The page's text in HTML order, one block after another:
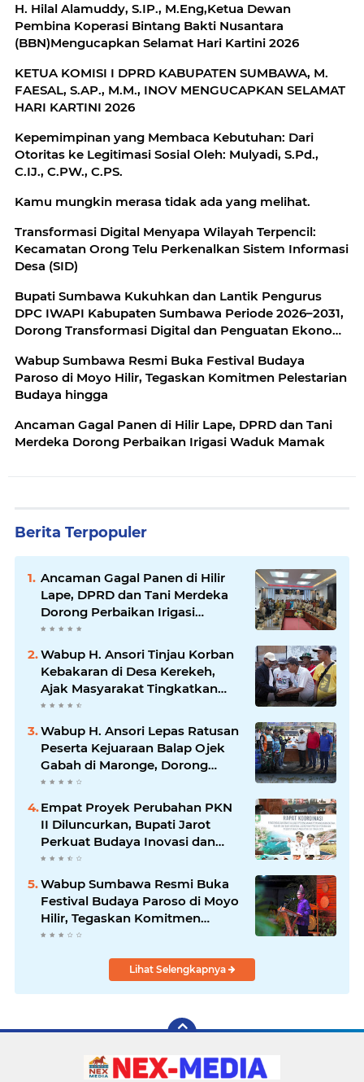
H. Hilal Alamuddy, S.IP., M.Eng,Ketua Dewan
Pembina Koperasi Bintang Bakti Nusantara
(BBN)Mengucapkan Selamat Hari Kartini 2026
KETUA KOMISI I DPRD KABUPATEN SUMBAWA, M.
FAESAL, S.AP., M.M., INOV MENGUCAPKAN SELAMAT
HARI KARTINI 2026
Kepemimpinan yang Membaca Kebutuhan: Dari
Otoritas ke Legitimasi Sosial Oleh: Mulyadi, S.Pd.,
C.IJ., C.PW., C.PS.
Kamu mungkin merasa tidak ada yang melihat.
Transformasi Digital Menyapa Wilayah Terpencil:
Kecamatan Orong Telu Perkenalkan Sistem Informasi
Desa (SID)
Bupati Sumbawa Kukuhkan dan Lantik Pengurus
DPC IWAPI Kabupaten Sumbawa Periode 2026–2031,
Dorong Transformasi Digital dan Penguatan Ekonomi
Wabup Sumbawa Resmi Buka Festival Budaya
Paroso di Moyo Hilir, Tegaskan Komitmen Pelestarian
Budaya hingga
Ancaman Gagal Panen di Hilir Lape, DPRD dan Tani
Merdeka Dorong Perbaikan Irigasi Waduk Mamak
Berita Terpopuler
Ancaman Gagal Panen di Hilir
Lape, DPRD dan Tani Merdeka
Dorong Perbaikan Irigasi
Waduk Mamak
Wabup H. Ansori Tinjau Korban
Kebakaran di Desa Kerekeh,
Ajak Masyarakat Tingkatkan
Kewaspadaan terhadap Instalasi
Listrik
Wabup H. Ansori Lepas Ratusan
Peserta Kejuaraan Balap Ojek
Gabah di Maronge, Dorong
Sportivitas dan Perputaran
Ekonomi Lokal
Empat Proyek Perubahan PKN
II Diluncurkan, Bupati Jarot
Perkuat Budaya Inovasi dan
Tata Kelola Pemerintahan
Wabup Sumbawa Resmi Buka
Festival Budaya Paroso di Moyo
Hilir, Tegaskan Komitmen
Pelestarian Budaya hingga
Lihat Selengkapnya